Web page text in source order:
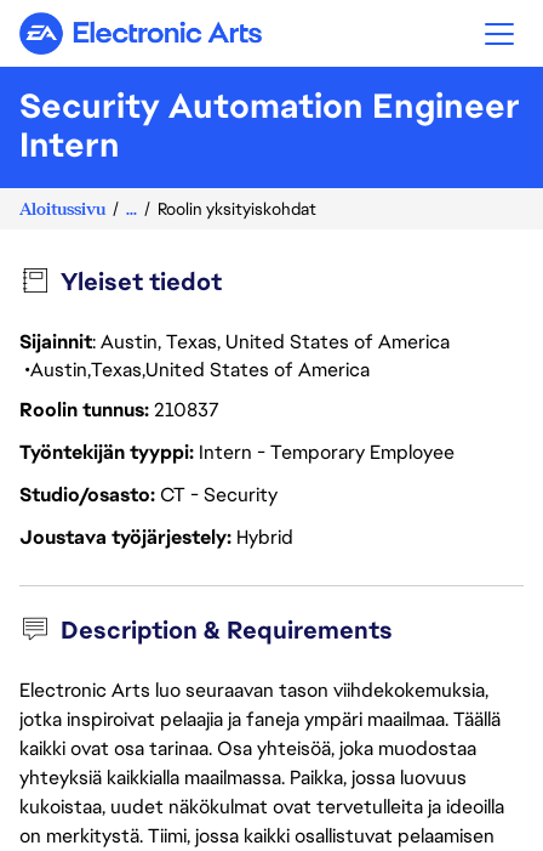
Electronic Arts
Security Automation Engineer
Intern
Aloitussivu ... Roolin yksityiskohdat
Yleiset tiedot
Sijainnit: Austin, Texas, United States of America
AustinTexas United States of America
Roolin tunnus210837
Työntekijän tyyppi Intern - Temporary Employee
Studio/osastoCT - Security
Joustava työjärjestely Hybrid
Description & Requirements
Electronic Arts luo seuraavan tason viihdekokemuksia,
jotka inspiroivat pelaajia ja faneja ympäri maailmaa. Täällä
kaikki ovat osa tarinaa. Osa yhteisöä, joka muodostaa
yhteyksiä kaikkialla maailmassa. Paikka, jossa luovuus
kukoistaa, uudet näkökulmat ovat tervetulleita ja ideoilla
on merkitystä. Tiimi, jossa kaikki osallistuvat pelaamisen